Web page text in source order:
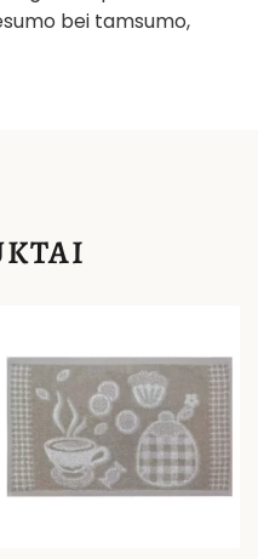
bei tamsumo,